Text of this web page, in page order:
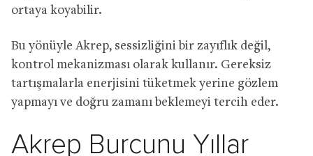
ortaya koyabilir.
Bu yönüyle Akrep, sessizliğini bir zayıflık değil,
kontrol mekanizması olarak kullanır. Gereksiz
tartışmalarla enerjisini tüketmek yerine gözlem
yapmayı ve doğru zamanı beklemeyi tercih eder.
Akrep Burcunu Yıllar